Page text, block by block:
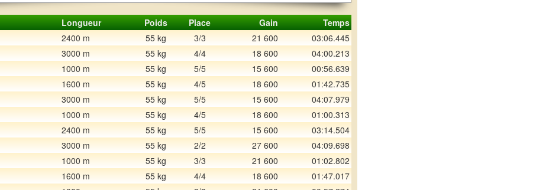
Longueur Poids Place Gain
Temps
2400 m 55 kg 3/3 21 600
03:06.445
3000 m 55 kg 4/4 18 600
04:00.213
1000 m 55 kg 5/5 15 600
00:56.639
1600 m 55 kg 4/5 18 600
01:42.735
3000 m 55 kg 5/5 15 600
04:07.979
1000 m 55 kg 4/5 18 600
01:00.313
2400 m 55 kg 5/5 15 600
03:14.504
3000 m 55 kg 2/2 27 600
04:09.698
1000 m 55 kg 3/3 21 600
01:02.802
1600 m 55 kg 4/4 18 600
01:47.017